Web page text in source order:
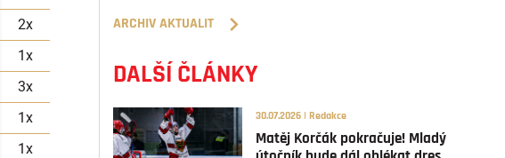
2x
1x
3x
1x
1x
ARCHIV AKTUALIT
DALŠÍ ČLÁNKY
30.07.2026 | Redakce
Matěj Korčák pokračuje! Mladý